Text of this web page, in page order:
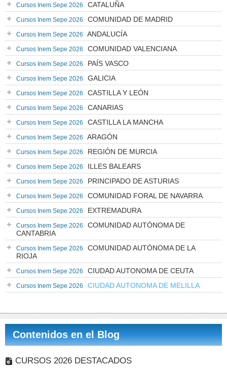
Cursos Inem Sepe 2026 CATALUÑA
Cursos Inem Sepe 2026 COMUNIDAD DE MADRID
Cursos Inem Sepe 2026 ANDALUCÍA
Cursos Inem Sepe 2026 COMUNIDAD VALENCIANA
Cursos Inem Sepe 2026 PAÍS VASCO
Cursos Inem Sepe 2026 GALICIA
Cursos Inem Sepe 2026 CASTILLA Y LEÓN
Cursos Inem Sepe 2026 CANARIAS
Cursos Inem Sepe 2026 CASTILLA LA MANCHA
Cursos Inem Sepe 2026 ARAGÓN
Cursos Inem Sepe 2026 REGIÓN DE MURCIA
Cursos Inem Sepe 2026 ILLES BALEARS
Cursos Inem Sepe 2026 PRINCIPADO DE ASTURIAS
Cursos Inem Sepe 2026 COMUNIDAD FORAL DE NAVARRA
Cursos Inem Sepe 2026 EXTREMADURA
Cursos Inem Sepe 2026
COMUNIDAD AUTÓNOMA DE
CANTABRIA
Cursos Inem Sepe 2026
COMUNIDAD AUTÓNOMA DE LA
RIOJA
Cursos Inem Sepe 2026 CIUDAD AUTONOMA DE CEUTA
Cursos Inem Sepe 2026 CIUDAD AUTONOMA DE MELILLA
Contenidos en el Blog
CURSOS 2026 DESTACADOS